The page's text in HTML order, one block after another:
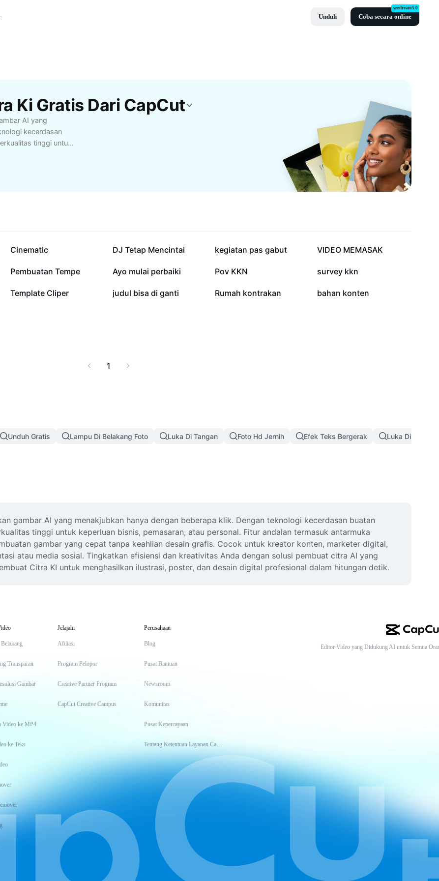
Unduh Coba secara online
seedream5.0
Ki Gratis Dari CapCut
AI yang
kecerdasan
tinggi untuk
pembuatan gambar
Segera coba
desain digital
173,6 rb
Cinematic 115,5 rb
DJ Tetap Mencintai 112,3 rb
kegiatan pas gabut 65,8 rb
VIDEO MEMASAK
11,1 rb
Pembuatan Tempe 7,5 rb
Ayo mulai perbaiki 3,8 rb
Pov KKN 2,5 rb
survey kkn
1,3 rb
Template Cliper 1,2 rb
judul bisa di ganti 529
Rumah kontrakan 419
bahan konten
1
Unduh Gratis Lampu Di Belakang Foto Luka Di Tangan Foto Hd Jernih Efek Teks Bergerak Luka Di Wajah
gambar AI yang menakjubkan hanya dengan beberapa klik. Dengan teknologi kecerdasan buatan
tinggi untuk keperluan bisnis, pemasaran, atau personal. Fitur andalan termasuk antarmuka
gambar yang cepat tanpa keahlian desain grafis. Cocok untuk kreator konten, marketer digital,
atau media sosial. Tingkatkan efisiensi dan kreativitas Anda dengan solusi pembuat citra AI yang
Citra KI untuk menghasilkan ilustrasi, poster, dan desain digital profesional dalam hitungan detik.
Transparan
Gambar
Video ke MP4
ke Teks
Jelajahi
Afiliasi
Program Pelopor
Creative Partner Program
CapCut Creative Campus
Perusahaan
Blog
Pusat Bantuan
Newsroom
Komunitas
Pusat Kepercayaan
Tentang Ketentuan Layanan CapCut
Editor Video yang Didukung AI untuk Semua